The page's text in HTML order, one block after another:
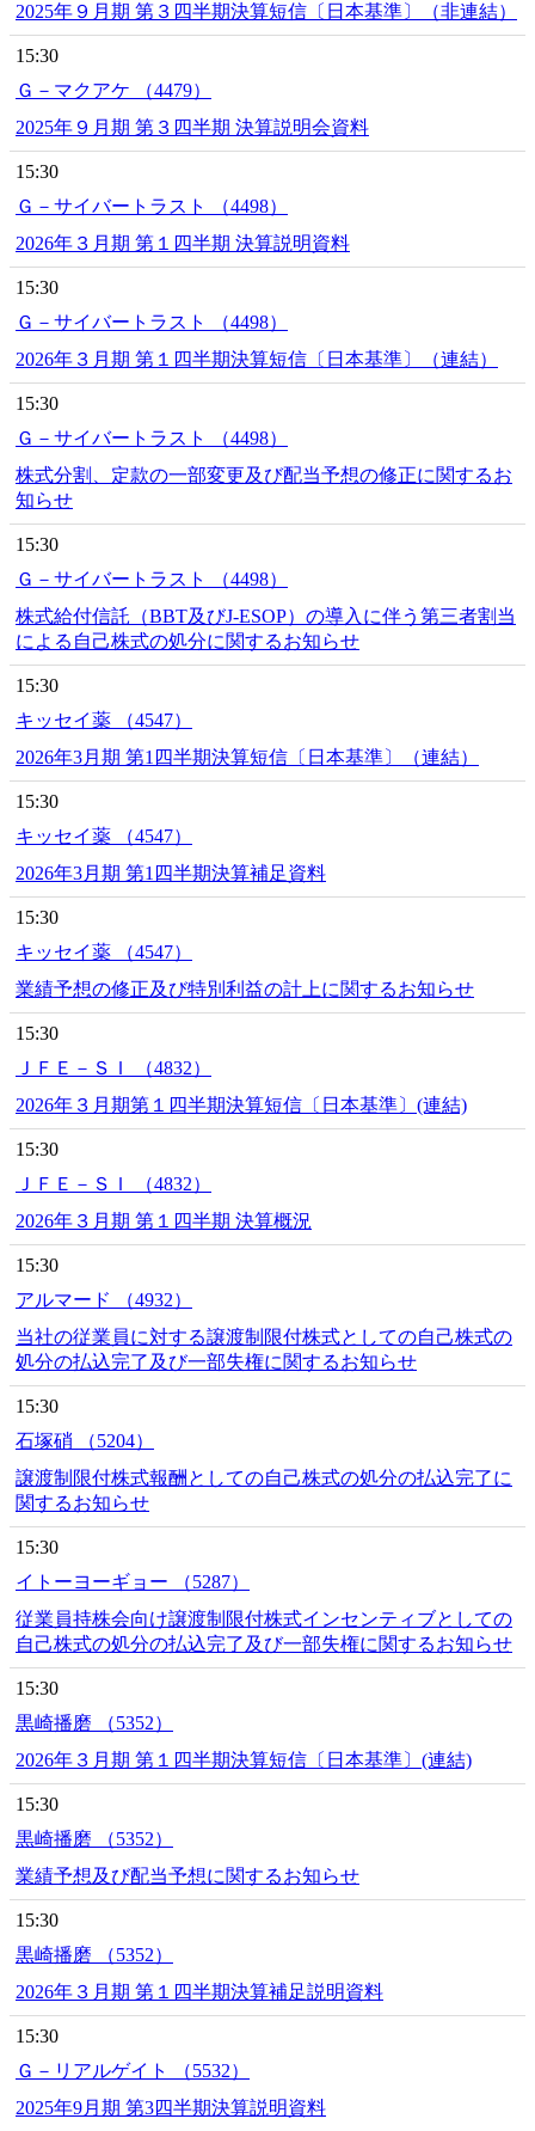
2025年９月期 第３四半期決算短信〔日本基準〕（非連結）
15:30
Ｇ－マクアケ （4479）
2025年９月期 第３四半期 決算説明会資料
15:30
Ｇ－サイバートラスト （4498）
2026年３月期 第１四半期 決算説明資料
15:30
Ｇ－サイバートラスト （4498）
2026年３月期 第１四半期決算短信〔日本基準〕（連結）
15:30
Ｇ－サイバートラスト （4498）
株式分割、定款の一部変更及び配当予想の修正に関するお
知らせ
15:30
Ｇ－サイバートラスト （4498）
株式給付信託（BBT及びJ-ESOP）の導入に伴う第三者割当
による自己株式の処分に関するお知らせ
15:30
キッセイ薬 （4547）
2026年3月期 第1四半期決算短信〔日本基準〕（連結）
15:30
キッセイ薬 （4547）
2026年3月期 第1四半期決算補足資料
15:30
キッセイ薬 （4547）
業績予想の修正及び特別利益の計上に関するお知らせ
15:30
ＪＦＥ－ＳＩ （4832）
2026年３月期第１四半期決算短信〔日本基準〕(連結)
15:30
ＪＦＥ－ＳＩ （4832）
2026年３月期 第１四半期 決算概況
15:30
アルマード （4932）
当社の従業員に対する譲渡制限付株式としての自己株式の
処分の払込完了及び一部失権に関するお知らせ
15:30
石塚硝 （5204）
譲渡制限付株式報酬としての自己株式の処分の払込完了に
関するお知らせ
15:30
イトーヨーギョー （5287）
従業員持株会向け譲渡制限付株式インセンティブとしての
自己株式の処分の払込完了及び一部失権に関するお知らせ
15:30
黒崎播磨 （5352）
2026年３月期 第１四半期決算短信〔日本基準〕(連結)
15:30
黒崎播磨 （5352）
業績予想及び配当予想に関するお知らせ
15:30
黒崎播磨 （5352）
2026年３月期 第１四半期決算補足説明資料
15:30
Ｇ－リアルゲイト （5532）
2025年9月期 第3四半期決算説明資料